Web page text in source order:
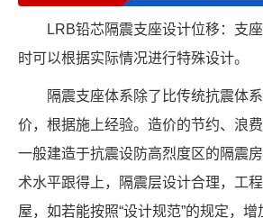
LRB铅芯隔震支座设计位移：支
时可以根据实际情况进行特殊设计。
隔震支座体系除了比传统抗震体
价，根据施上经验。造价的节约、浪
一般建造于抗震设防高烈度区的隔震
术水平跟得上，隔震层设计合理，工
屋，如若能按照“设计规范”的规定，增